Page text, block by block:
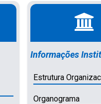
Informações
Estrutura
Organograma